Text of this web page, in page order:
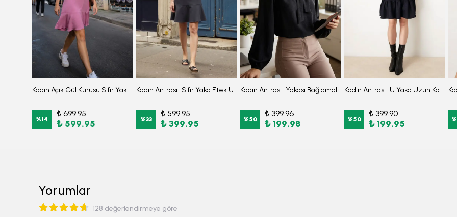
Kadın Açık Gül Kurusu Sıfır Yaka Etek Ucu Volanlı Kısa Kol Fermuarlı Elbise ARM-26Y001057
%14
₺ 699.95
₺ 599.95
Kadın Antrasit Sıfır Yaka Etek Ucu Volanlı Kısa Kol Fermuarlı Elbise ARM-26Y001057
%33
₺ 599.95
₺ 399.95
Kadın Antrasit Yakası Bağlamalı Kolu Lastikli Bluz ARM-25K001096
%50
₺ 399.96
₺ 199.98
Kadın Antrasit U Yaka Uzun Kollu Etek Ucu Fırfırlı Likralı Elbise ARM-26K001012
%50
₺ 399.90
₺ 199.95 %
Yorumlar
128 değerlendirmeye göre